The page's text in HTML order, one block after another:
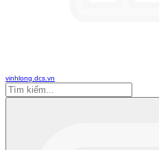
vinhlong.dcs.vn